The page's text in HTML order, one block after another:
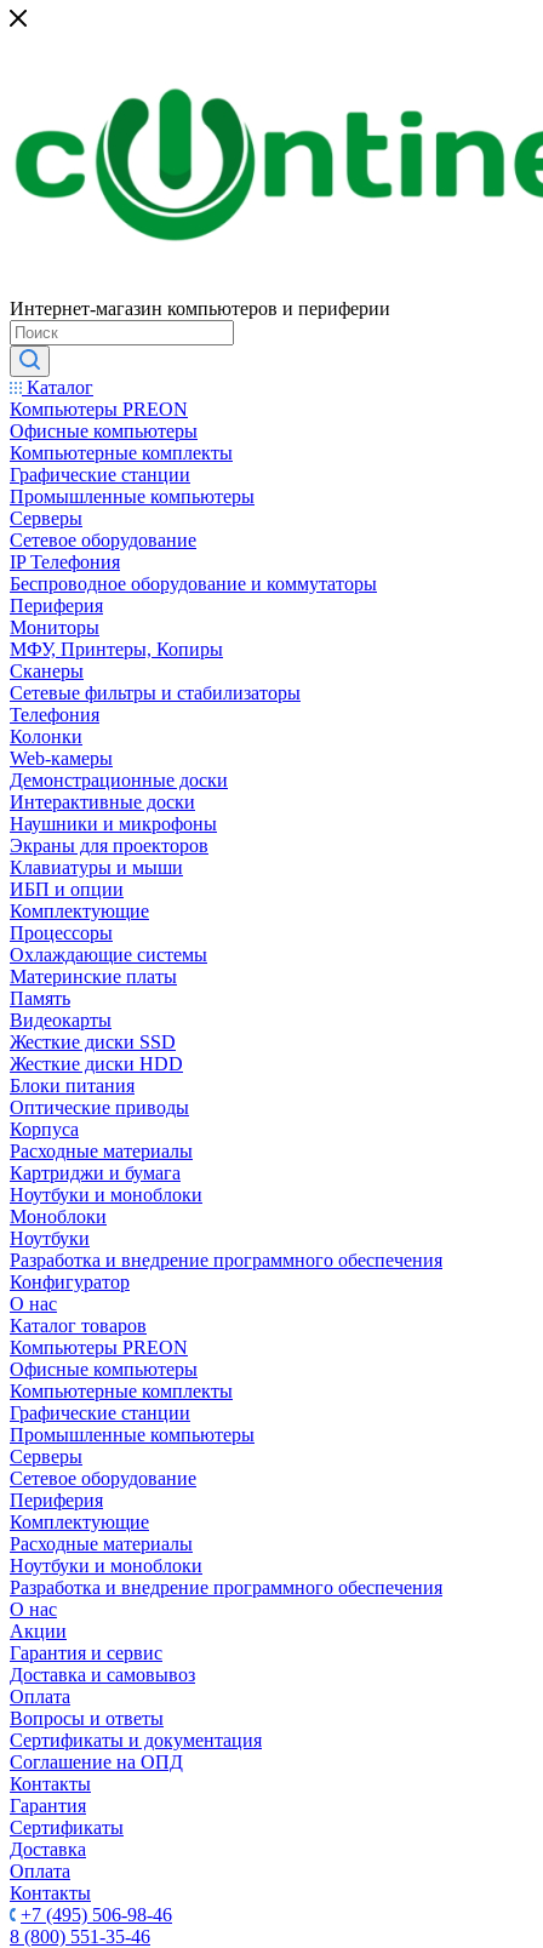
Интернет-магазин компьютеров и периферии
Каталог
Компьютеры PREON
Офисные компьютеры
Компьютерные комплекты
Графические станции
Промышленные компьютеры
Серверы
Сетевое оборудование
IP Телефония
Беспроводное оборудование и коммутаторы
Периферия
Мониторы
МФУ, Принтеры, Копиры
Сканеры
Сетевые фильтры и стабилизаторы
Телефония
Колонки
Web-камеры
Демонстрационные доски
Интерактивные доски
Наушники и микрофоны
Экраны для проекторов
Клавиатуры и мыши
ИБП и опции
Комплектующие
Процессоры
Охлаждающие системы
Материнские платы
Память
Видеокарты
Жесткие диски SSD
Жесткие диски HDD
Блоки питания
Оптические приводы
Корпуса
Расходные материалы
Картриджи и бумага
Ноутбуки и моноблоки
Моноблоки
Ноутбуки
Разработка и внедрение программного обеспечения
Конфигуратор
О нас
Каталог товаров
Компьютеры PREON
Офисные компьютеры
Компьютерные комплекты
Графические станции
Промышленные компьютеры
Серверы
Сетевое оборудование
Периферия
Комплектующие
Расходные материалы
Ноутбуки и моноблоки
Разработка и внедрение программного обеспечения
О нас
Акции
Гарантия и сервис
Доставка и самовывоз
Оплата
Вопросы и ответы
Сертификаты и документация
Соглашение на ОПД
Контакты
Гарантия
Сертификаты
Доставка
Оплата
Контакты
+7 (495) 506-98-46
8 (800) 551-35-46